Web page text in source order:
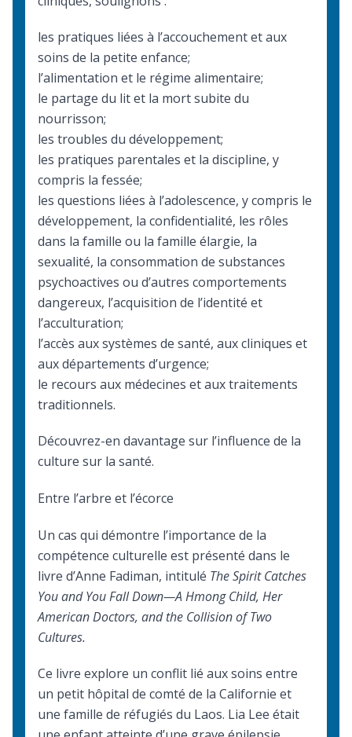
les pratiques liées à l’accouchement et aux
soins de la petite enfance;
l’alimentation et le régime alimentaire;
le partage du lit et la mort subite du
nourrisson;
les troubles du développement;
les pratiques parentales et la discipline, y
compris la fessée;
les questions liées à l’adolescence, y compris le
développement, la confidentialité, les rôles
dans la famille ou la famille élargie, la
sexualité, la consommation de substances
psychoactives ou d’autres comportements
dangereux, l’acquisition de l’identité et
l’acculturation;
l’accès aux systèmes de santé, aux cliniques et
aux départements d’urgence;
le recours aux médecines et aux traitements
traditionnels.
Découvrez-en davantage sur l’influence de la
culture sur la santé.
Entre l’arbre et l’écorce
Un cas qui démontre l’importance de la
compétence culturelle est présenté dans le
livre d’Anne Fadiman, intitulé The Spirit Catches
You and You Fall Down—A Hmong Child, Her
American Doctors, and the Collision of Two
Cultures.
Ce livre explore un conflit lié aux soins entre
un petit hôpital de comté de la Californie et
une famille de réfugiés du Laos. Lia Lee était